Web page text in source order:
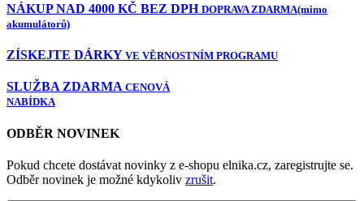
NÁKUP NAD 4000 KČ BEZ DPH DOPRAVA ZDARMA(mimo
akumulátorů)
ZÍSKEJTE DÁRKY VE VĚRNOSTNÍM PROGRAMU
SLUŽBA ZDARMA CENOVÁ
NABÍDKA
ODBĚR NOVINEK
Pokud chcete dostávat novinky z e-shopu elnika.cz, zaregistrujte se.
Odběr novinek je možné kdykoliv zrušit.